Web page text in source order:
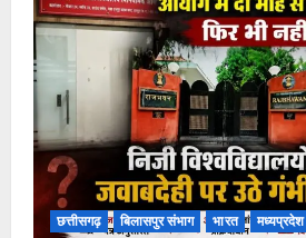
छत्तीसगढ़ बिलासपुर संभाग भारत मध्यप्रदेश